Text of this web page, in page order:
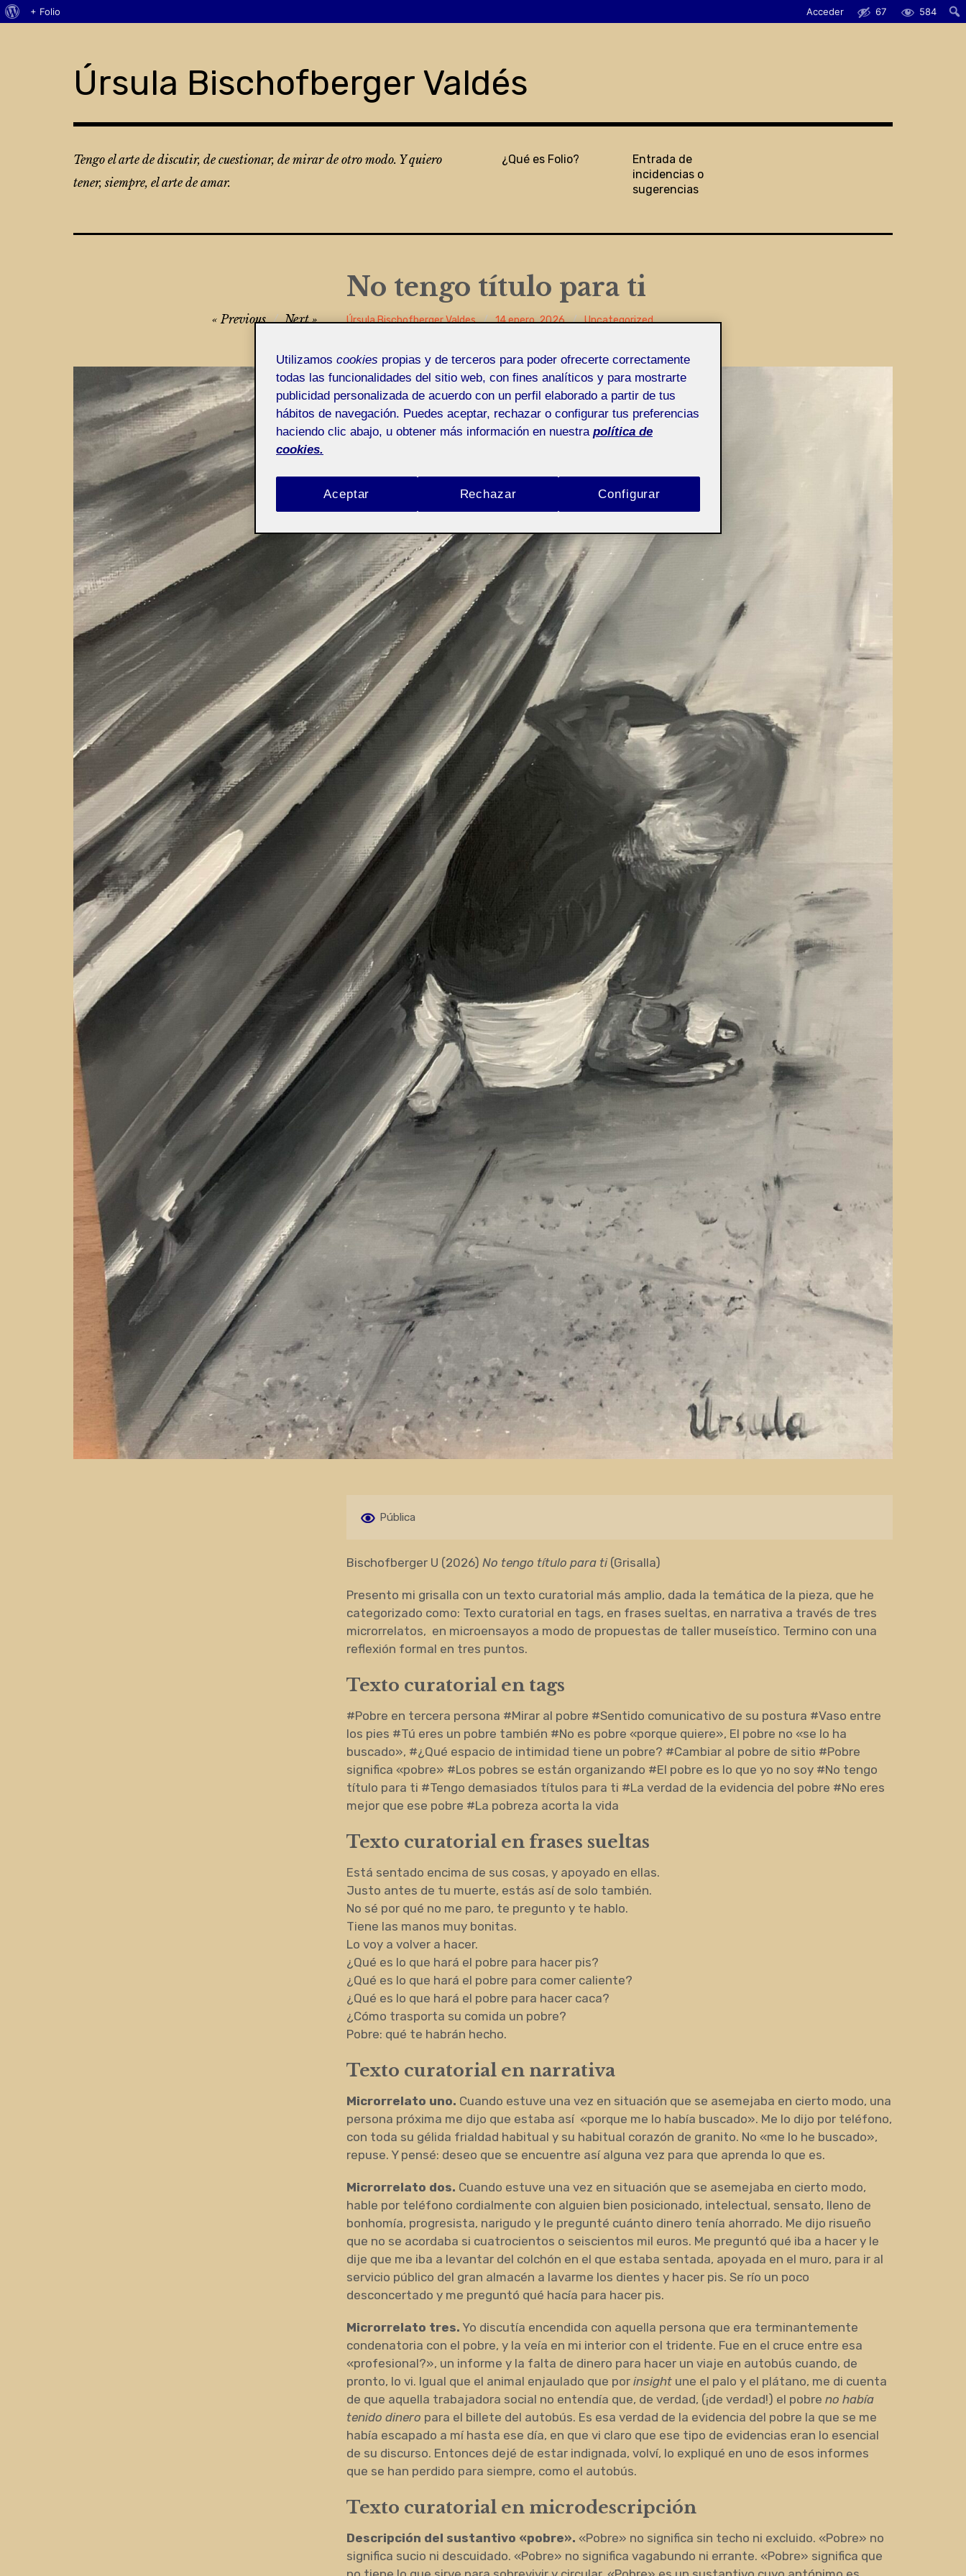
Úrsula Bischofberger Valdés
Tengo el arte de discutir, de cuestionar, de mirar de otro modo. Y quiero
tener, siempre, el arte de amar.
¿Qué es Folio?
Entrada de
incidencias o
sugerencias
No tengo título para ti
Úrsula Bischofberger Valdes 14 enero, 2026 Uncategorized
entradas
Previous Next
Pública
Bischofberger U (2026) No tengo título para ti(Grisalla)
Presento mi grisalla con un texto curatorial más amplio, dada la temática de la pieza, que he
categorizado como: Texto curatorial en tags, en frases sueltas, en narrativa a través de tres
microrrelatos, en microensayos a modo de propuestas de taller museístico. Termino con una
reflexión formal en tres puntos.
Texto curatorial en tags
#Pobre en tercera persona #Mirar al pobre #Sentido comunicativo de su postura #Vaso entre
los pies #Tú eres un pobre también #No es pobre «porque quiere», El pobre no «se lo ha
buscado», #¿Qué espacio de intimidad tiene un pobre? #Cambiar al pobre de sitio #Pobre
significa «pobre» #Los pobres se están organizando #El pobre es lo que yo no soy #No tengo
título para ti #Tengo demasiados títulos para ti #La verdad de la evidencia del pobre #No eres
mejor que ese pobre #La pobreza acorta la vida
Texto curatorial en frases sueltas
Está sentado encima de sus cosas, y apoyado en ellas.
Justo antes de tu muerte, estás así de solo también.
No sé por qué no me paro, te pregunto y te hablo.
Tiene las manos muy bonitas.
Lo voy a volver a hacer.
¿Qué es lo que hará el pobre para hacer pis?
¿Qué es lo que hará el pobre para comer caliente?
¿Qué es lo que hará el pobre para hacer caca?
¿Cómo trasporta su comida un pobre?
Pobre: qué te habrán hecho.
Texto curatorial en narrativa
Microrrelato uno. Cuando estuve una vez en situación que se asemejaba en cierto modo, una
persona próxima me dijo que estaba así «porque me lo había buscado». Me lo dijo por teléfono,
con toda su gélida frialdad habitual y su habitual corazón de granito. No «me lo he buscado»,
repuse. Y pensé: deseo que se encuentre así alguna vez para que aprenda lo que es.
Microrrelato dos. Cuando estuve una vez en situación que se asemejaba en cierto modo,
hable por teléfono cordialmente con alguien bien posicionado, intelectual, sensato, lleno de
bonhomía, progresista, narigudo y le pregunté cuánto dinero tenía ahorrado. Me dijo risueño
que no se acordaba si cuatrocientos o seiscientos mil euros. Me preguntó qué iba a hacer y le
dije que me iba a levantar del colchón en el que estaba sentada, apoyada en el muro, para ir al
servicio público del gran almacén a lavarme los dientes y hacer pis. Se río un poco
desconcertado y me preguntó qué hacía para hacer pis.
Microrrelato tres. Yo discutía encendida con aquella persona que era terminantemente
condenatoria con el pobre, y la veía en mi interior con el tridente. Fue en el cruce entre esa
«profesional?», un informe y la falta de dinero para hacer un viaje en autobús cuando, de
pronto, lo vi. Igual que el animal enjaulado que porinsight une el palo y el plátano, me di cuenta
de que aquella trabajadora social no entendía que, de verdad, (¡de verdad!) el pobreno había
tenido dinero para el billete del autobús. Es esa verdad de la evidencia del pobre la que se me
había escapado a mí hasta ese día, en que vi claro que ese tipo de evidencias eran lo esencial
de su discurso. Entonces dejé de estar indignada, volví, lo expliqué en uno de esos informes
que se han perdido para siempre, como el autobús.
Texto curatorial en microdescripción
Descripción del sustantivo «pobre». «Pobre» no significa sin techo ni excluido. «Pobre» no
significa sucio ni descuidado. «Pobre» no significa vagabundo ni errante. «Pobre» significa que
Acerca
+ Folio Acceder 67 584
Utilizamos cookies propias y de terceros para poder ofrecerte correctamente
todas las funcionalidades del sitio web, con fines analíticos y para mostrarte
publicidad personalizada de acuerdo con un perfil elaborado a partir de tus
hábitos de navegación. Puedes aceptar, rechazar o configurar tus preferencias
haciendo clic abajo, u obtener más información en nuestra política de
cookies.
Rechazar
Aceptar Configurar